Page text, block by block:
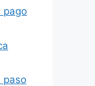
pago
paso